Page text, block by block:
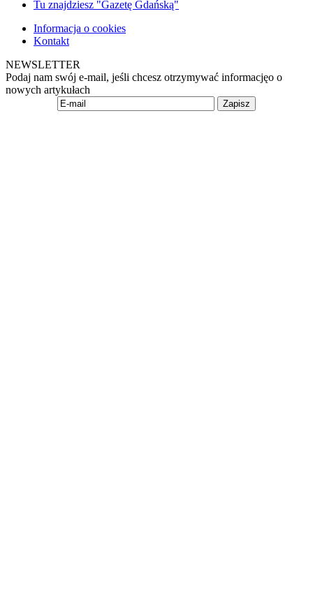
Tu znajdziesz "Gazetę Gdańską"
Informacja o cookies
Kontakt
NEWSLETTER
Podaj nam swój e-mail, jeśli chcesz otrzymywać informacjęo o
nowych artykułach
Zapisz